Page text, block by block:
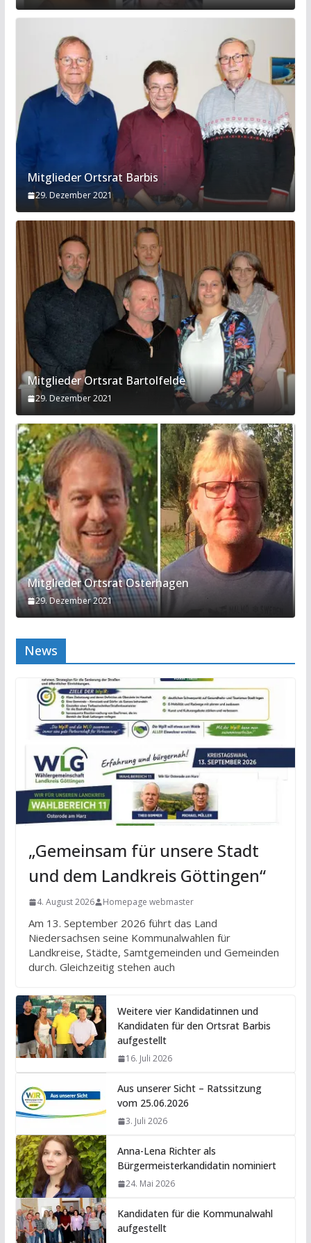
Mitglieder Ortsrat Barbis
29. Dezember 2021
Mitglieder Ortsrat Bartolfelde
29. Dezember 2021
Mitglieder Ortsrat Osterhagen
29. Dezember 2021
News
„Gemeinsam für unsere Stadt
und dem Landkreis Göttingen“
4. August 2026 Homepage webmaster
Am 13. September 2026 führt das Land
Niedersachsen seine Kommunalwahlen für
Landkreise, Städte, Samtgemeinden und Gemeinden
durch. Gleichzeitig stehen auch
Weitere vier Kandidatinnen und
Kandidaten für den Ortsrat Barbis
aufgestellt
16. Juli 2026
Aus unserer Sicht – Ratssitzung
vom 25.06.2026
3. Juli 2026
Anna-Lena Richter als
Bürgermeisterkandidatin nominiert
24. Mai 2026
Kandidaten für die Kommunalwahl
aufgestellt